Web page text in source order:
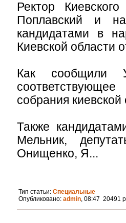
Ректор
Поплавский и
кандидатами в
Киевской области
Как сообщили
собрания
Также
Мельник,
Онищенко, Я...
Тип статьи: Специальные
Опубликовано: admin, 08:47 20491